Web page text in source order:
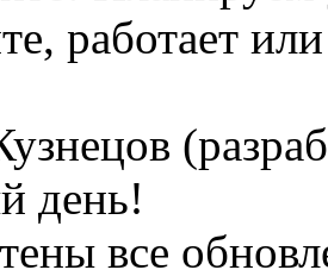
работает
день!
все